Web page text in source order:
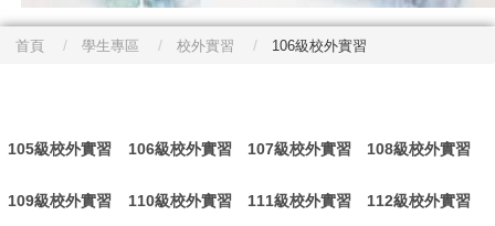
首頁 學生專區 校外實習 106級校外實習
105級校外實習 106級校外實習 107級校外實習 108級校外實習
109級校外實習 110級校外實習 111級校外實習 112級校外實習